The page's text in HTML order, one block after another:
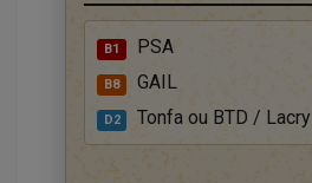
B1 PSA
B8 GAIL
D2 Tonfa ou BTD / Lacry